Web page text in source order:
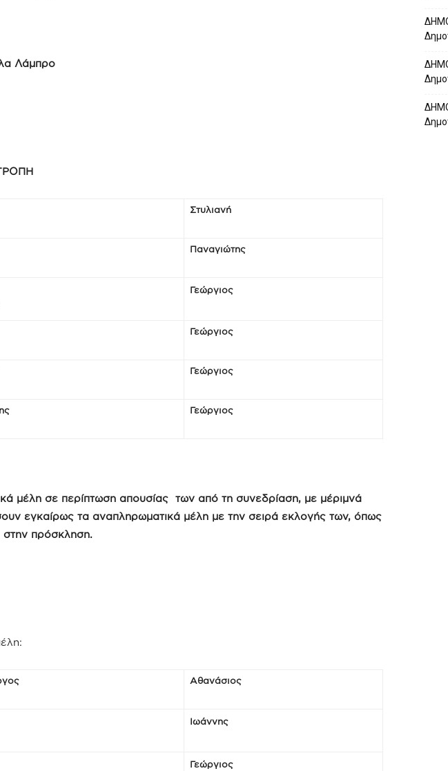
Λάμπρο
Στυλιανή
Παναγιώτης
Γεώργιος
Γεώργιος
Γεώργιος
Γεώργιος
μέλη σε περίπτωση απουσίας των από τη συνεδρίαση, με μέριμνά
εγκαίρως τα αναπληρωματικά μέλη με την σειρά εκλογής των, όπως
στην πρόσκληση.
Αθανάσιος
Ιωάννης
Γεώργιος